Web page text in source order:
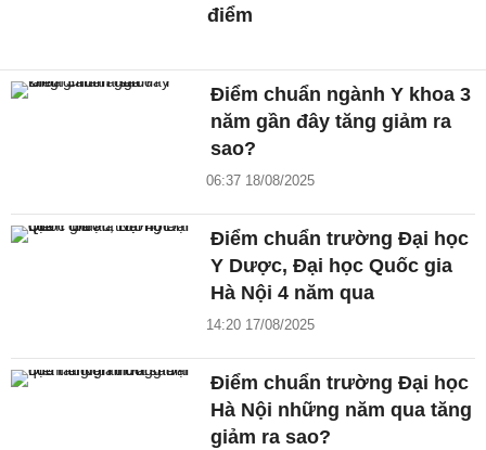
điểm
Điểm chuẩn ngành Y khoa 3
năm gần đây tăng giảm ra
sao?
06:37 18/08/2025
Điểm chuẩn trường Đại học
Y Dược, Đại học Quốc gia
Hà Nội 4 năm qua
14:20 17/08/2025
Điểm chuẩn trường Đại học
Hà Nội những năm qua tăng
giảm ra sao?